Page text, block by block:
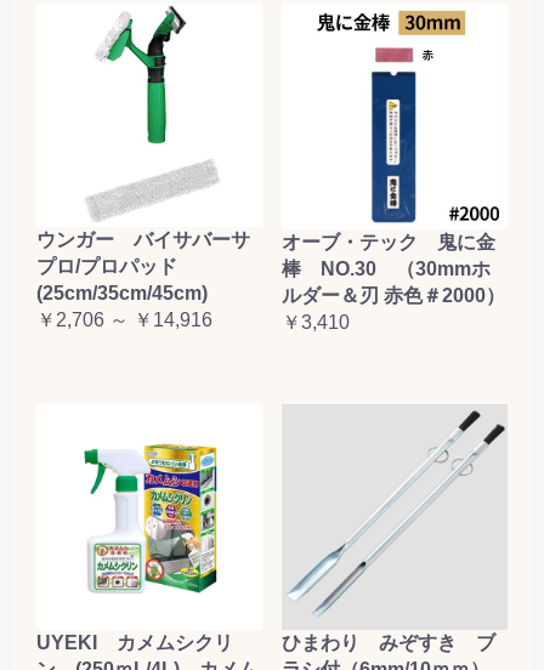
ウンガー バイサバーサ
プロ/プロパッド
(25cm/35cm/45cm)
￥2,706 ～ ￥14,916
オーブ・テック 鬼に金
棒 NO.30 （30mmホ
ルダー＆刃 赤色＃2000）
￥3,410
UYEKI カメムシクリ
ひまわり みぞすき ブ